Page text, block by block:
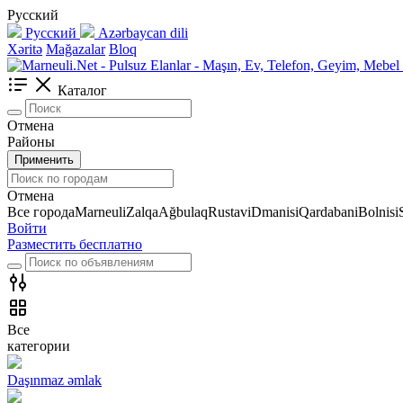
Русский
Русский
Azərbaycan dili
Xəritə Mağazalar Bloq
Каталог
Отмена
Районы
Применить
Отмена
Все городаMarneuliZalqaAğbulaqRustaviDmanisiQardabaniBolnisi
Войти
Разместить бесплатно
Все
категории
Daşınmaz əmlak